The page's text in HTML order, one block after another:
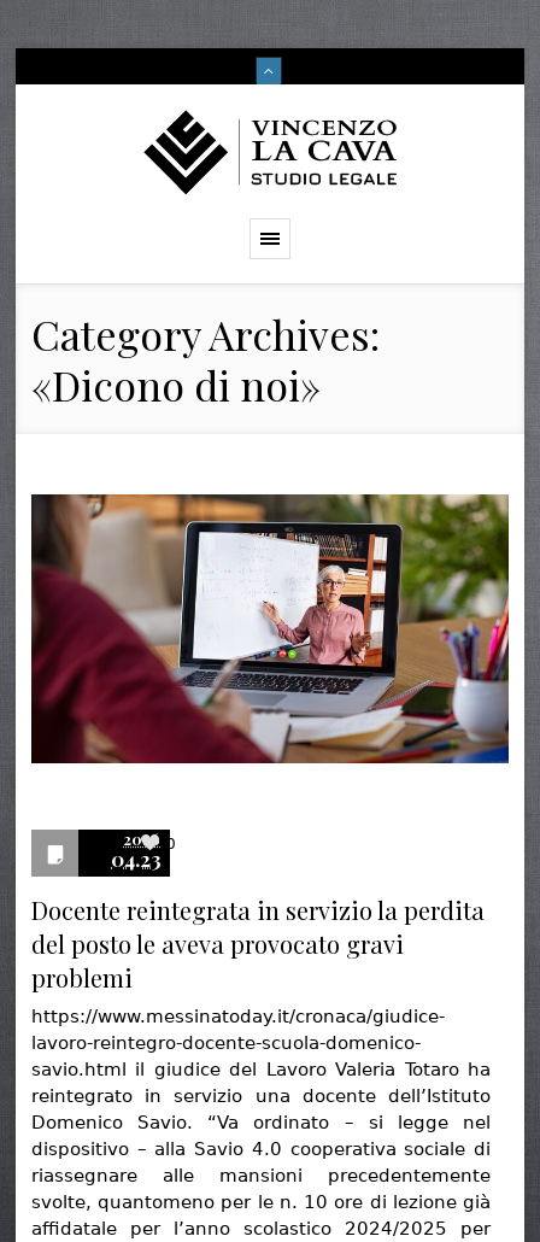
Category Archives:
«Dicono di noi»
2026
04.23
0
Docente reintegrata in servizio la perdita
del posto le aveva provocato gravi
problemi
https://www.messinatoday.it/cronaca/giudice-
lavoro-reintegro-docente-scuola-domenico-
savio.html il giudice del Lavoro Valeria Totaro ha
reintegrato in servizio una docente dell’Istituto
Domenico Savio. “Va ordinato – si legge nel
dispositivo – alla Savio 4.0 cooperativa sociale di
riassegnare alle mansioni precedentemente
svolte, quantomeno per le n. 10 ore di lezione già
affidatale per l’anno scolastico 2024/2025 per